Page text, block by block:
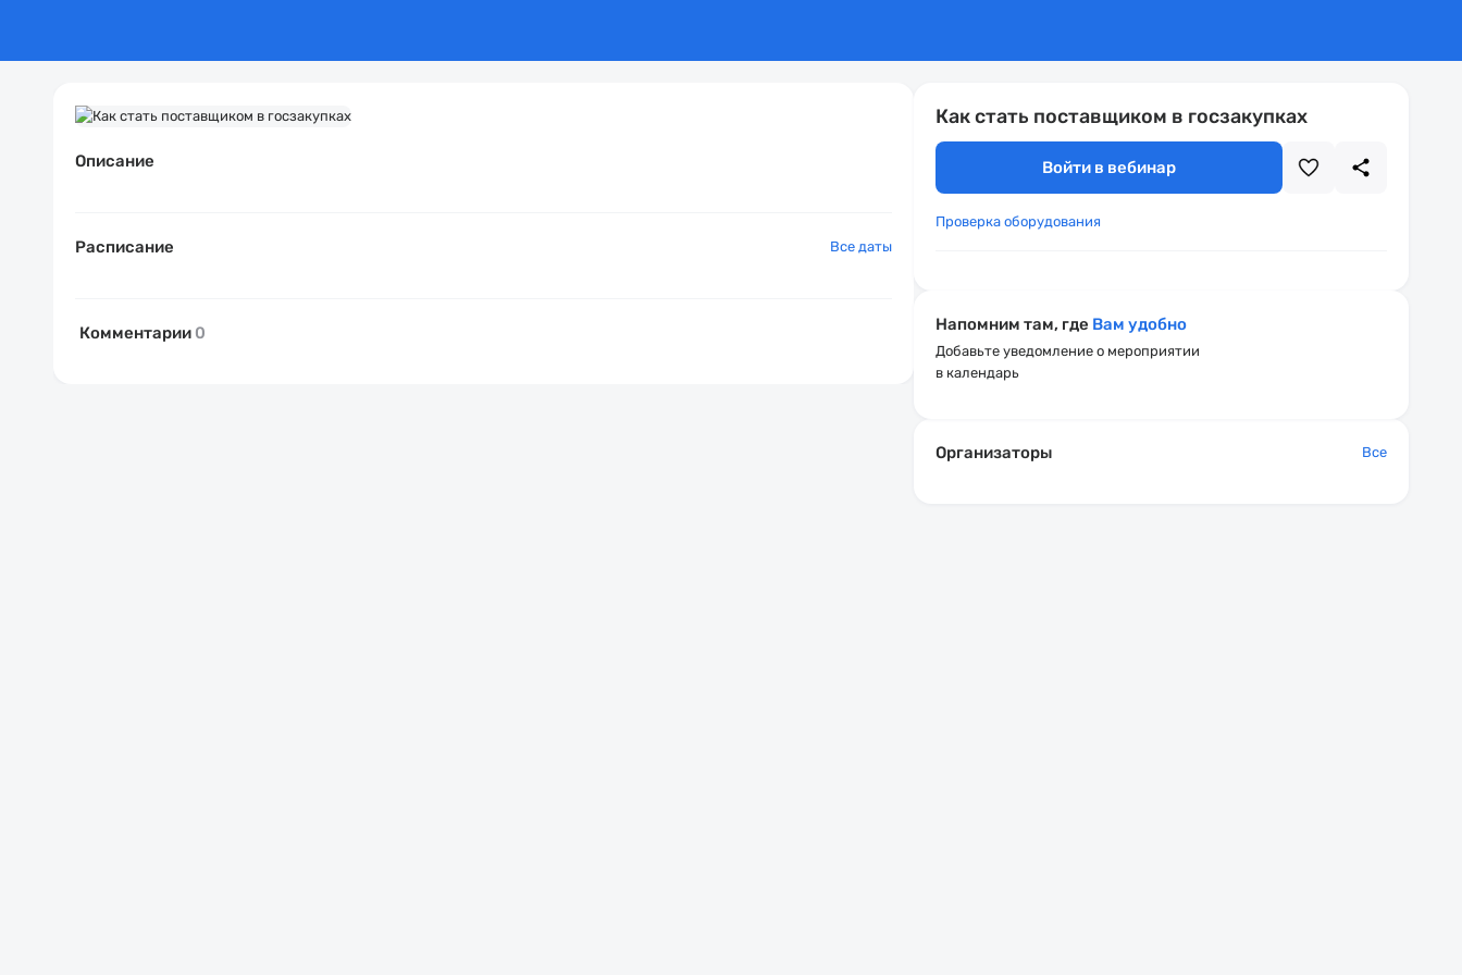
Описание
Расписание Все даты
Комментарии 0
Как стать поставщиком в госзакупках
Войти в вебинар
Проверка оборудования
Напомним там, где Вам удобно
Добавьте уведомление о мероприятии
в календарь
Организаторы Все